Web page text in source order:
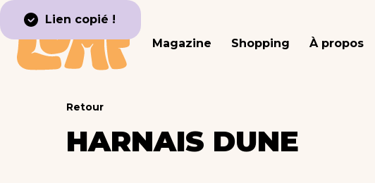
Magazine Shopping À propos
Lien copié !
Retour
HARNAIS DUNE